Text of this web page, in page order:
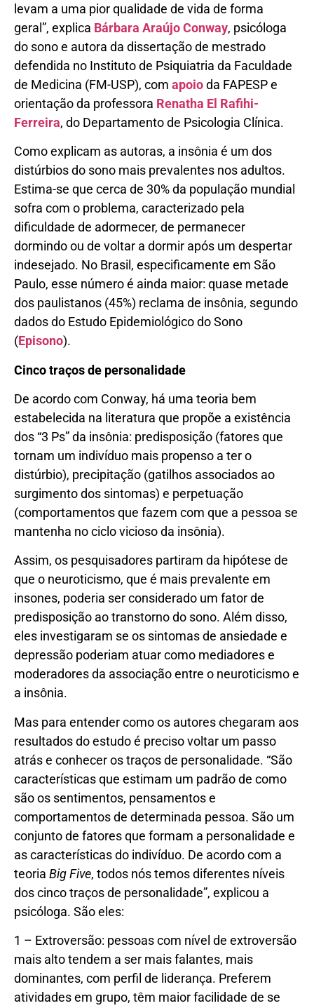
levam a uma pior qualidade de vida de forma
geral”, explica Bárbara Araújo Conway, psicóloga
do sono e autora da dissertação de mestrado
defendida no Instituto de Psiquiatria da Faculdade
de Medicina (FM-USP), com apoioda FAPESP e
orientação da professora Renatha El Rafihi-
Ferreira, do Departamento de Psicologia Clínica.
Como explicam as autoras, a insônia é um dos
distúrbios do sono mais prevalentes nos adultos.
Estima-se que cerca de 30% da população mundial
sofra com o problema, caracterizado pela
dificuldade de adormecer, de permanecer
dormindo ou de voltar a dormir após um despertar
indesejado. No Brasil, especificamente em São
Paulo, esse número é ainda maior: quase metade
dos paulistanos (45%) reclama de insônia, segundo
dados do Estudo Epidemiológico do Sono
(Episono).
Cinco traços de personalidade
De acordo com Conway, há uma teoria bem
estabelecida na literatura que propõe a existência
dos “3 Ps” da insônia: predisposição (fatores que
tornam um indivíduo mais propenso a ter o
distúrbio), precipitação (gatilhos associados ao
surgimento dos sintomas) e perpetuação
(comportamentos que fazem com que a pessoa se
mantenha no ciclo vicioso da insônia).
Assim, os pesquisadores partiram da hipótese de
que o neuroticismo, que é mais prevalente em
insones, poderia ser considerado um fator de
predisposição ao transtorno do sono. Além disso,
eles investigaram se os sintomas de ansiedade e
depressão poderiam atuar como mediadores e
moderadores da associação entre o neuroticismo e
a insônia.
Mas para entender como os autores chegaram aos
resultados do estudo é preciso voltar um passo
atrás e conhecer os traços de personalidade. “São
características que estimam um padrão de como
são os sentimentos, pensamentos e
comportamentos de determinada pessoa. São um
conjunto de fatores que formam a personalidade e
as características do indivíduo. De acordo com a
teoria Big Five, todos nós temos diferentes níveis
dos cinco traços de personalidade”, explicou a
psicóloga. São eles:
1 – Extroversão: pessoas com nível de extroversão
mais alto tendem a ser mais falantes, mais
dominantes, com perfil de liderança. Preferem
atividades em grupo, têm maior facilidade de se